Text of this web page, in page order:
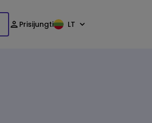
Prisijungti LT